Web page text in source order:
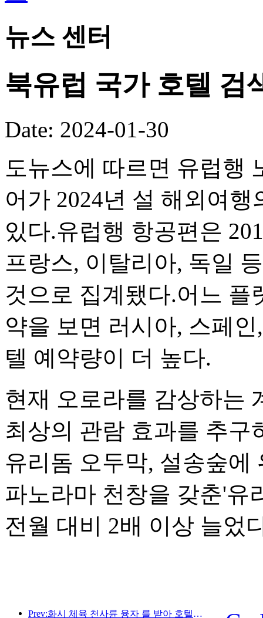
뉴스 센터
북유럽 국가 호텔 검
Date: 2024-01-30
도뉴스에 따르면 유럽행
어가 2024년 설 해외여
있다.유럽행 항공편은
프랑스, 이탈리아, 독일
것으로 집계됐다.어느 플
약을 보면 러시아, 스페
텔 예약량이 더 높다.
현재 오로라를 감상하는
최상의 관람 효과를 추구
유리돔 오두막, 설송숲에
파노라마 천창을 갖춘'유
전월 대비 2배 이상 늘었
Prev:화시 체육 천사륜 융자 를 받아 호텔업 의 디지털화 업그레이드 를 이끌다